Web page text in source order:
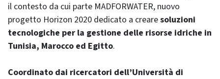
il contesto da cui parte MADFORWATER, nuovo
progetto Horizon 2020 dedicato a crearesoluzioni
tecnologiche per la gestione delle risorse idriche in
Tunisia, Marocco ed Egitto.
Coordinato dai ricercatori dell’Università di